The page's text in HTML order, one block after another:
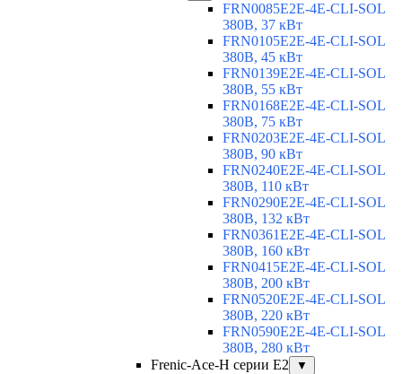
FRN0085E2E-4E-CLI-SOL
380В, 37 кВт
FRN0105E2E-4E-CLI-SOL
380В, 45 кВт
FRN0139E2E-4E-CLI-SOL
380В, 55 кВт
FRN0168E2E-4E-CLI-SOL
380В, 75 кВт
FRN0203E2E-4E-CLI-SOL
380В, 90 кВт
FRN0240E2E-4E-CLI-SOL
380В, 110 кВт
FRN0290E2E-4E-CLI-SOL
380В, 132 кВт
FRN0361E2E-4E-CLI-SOL
380В, 160 кВт
FRN0415E2E-4E-CLI-SOL
380В, 200 кВт
FRN0520E2E-4E-CLI-SOL
380В, 220 кВт
FRN0590E2E-4E-CLI-SOL
380В, 280 кВт
Frenic-Ace-H серии E2
▼